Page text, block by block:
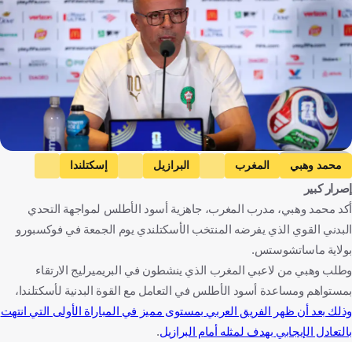
محمد وهبي المغرب البرازيل
إسكتلندا
كأس العالم
إصرار كبير
أكد محمد وهبي، مدرب المغرب، جاهزية أسود الأطلس لمواجهة التحدي
البدني القوي الذي يفرضه المنتخب الأسكتلندي يوم الجمعة في فوكسبورو
بولاية ماساتشوستس.
وطلب وهبي من لاعبي المغرب الذي ينشطون في البريميرليج الارتقاء
بمستواهم ومساعدة أسود الأطلس في التعامل مع القوة البدنية لأسكتلندا،
وذلك بعد أن ظهر الفريق العربي بمستوى مميز في المباراة الأولى التي انتهت
بالتعادل الإيجابي بهدف لمثله أمام البرازيل.